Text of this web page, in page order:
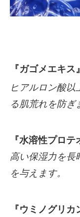
『ガゴメエキス』
ヒアルロン酸以
る肌荒れを防ぎ
『水溶性プロテ
高い保湿力を長
を与えます。
『ウミノグリカ